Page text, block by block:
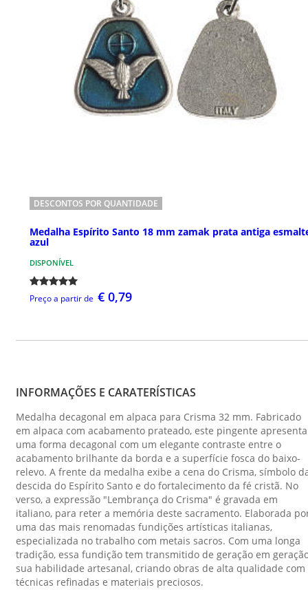
DESCONTOS POR QUANTIDADE
Medalha Espírito Santo 18 mm zamak prata antiga
azul
DISPONÍVEL
Preço a partir de € 0,79
INFORMAÇÕES E CARATERÍSTICAS
Medalha decagonal em alpaca para Crisma 32 mm. Fabricado
em alpaca com acabamento prateado, este pingente apresenta
uma forma decagonal com um elegante contraste entre o
acabamento brilhante da borda e a superfície fosca do baixo-
relevo. A frente da medalha exibe a cena do Crisma, símbolo
descida do Espírito Santo e do fortalecimento da fé cristã. No
verso, a expressão "Lembrança do Crisma" é gravada em
italiano, para reter a memória deste sacramento. Elaborada
uma das mais renomadas fundições artísticas italianas,
especializada no trabalho com metais sacros. Com uma longa
tradição, essa fundição tem transmitido de geração em
sua habilidade artesanal, criando obras de alta qualidade com
técnicas refinadas e materiais preciosos.